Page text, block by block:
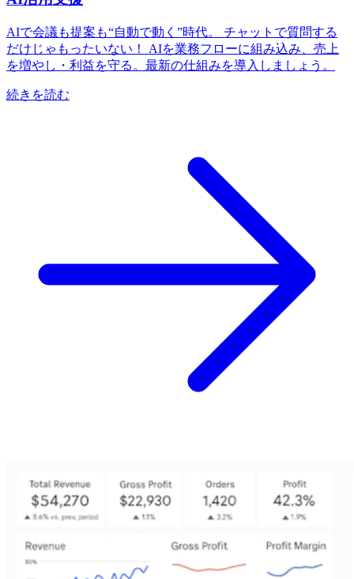
AIで会議も提案も“自動で動く”時代。 チャットで質問する
だけじゃもったいない！ AIを業務フローに組み込み、売上
を増やし・利益を守る。最新の仕組みを導入しましょう。
続きを読む